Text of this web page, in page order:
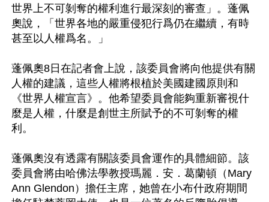
世界上不可剝奪的權利進行最深刻的審查」。蓬佩
奧說，「世界各地的嚴重侵犯行爲仍在繼續，有時
甚至以人權爲名。」
蓬佩奧8日在記者會上說，該委員會將向他提供有關
人權的建議，這些人權將根植於美國建國原則和
《世界人權宣言》。他希望委員會能夠重新審視什
麼是人權，什麼是創世主所賦予的不可剝奪的權
利。
蓬佩奧沒有透露有關該委員會運作的具體細節。該
委員會將由哈佛法學教授瑪麗．安．葛蘭頓（Mary
Ann Glendon）擔任主席，她曾在小布什政府期間